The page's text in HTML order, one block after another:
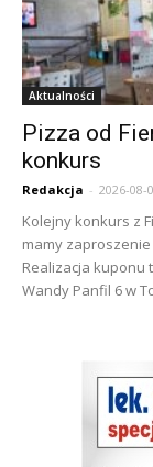
Aktualności
Pizza od
konkurs
Redakcja - 2026-08-
Kolejny konkurs z
mamy
Realizacja kuponu
Wandy Panfil 6 w